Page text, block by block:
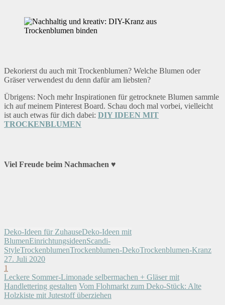
Dekorierst du auch mit Trockenblumen? Welche Blumen oder
Gräser verwendest du denn dafür am liebsten?
Übrigens: Noch mehr Inspirationen für getrocknete Blumen sammle
ich auf meinem Pinterest Board. Schau doch mal vorbei, vielleicht
ist auch etwas für dich dabei: DIY IDEEN MIT
TROCKENBLUMEN
Viel Freude beim Nachmachen ♥
Deko-Ideen für ZuhauseDeko-Ideen mit
BlumenEinrichtungsideenScandi-
StyleTrockenblumenTrockenblumen-DekoTrockenblumen-Kranz
27. Juli 2020
1
Leckere Sommer-Limonade selbermachen + Gläser mit
Handlettering gestalten Vom Flohmarkt zum Deko-Stück: Alte
Holzkiste mit Jutestoff überziehen